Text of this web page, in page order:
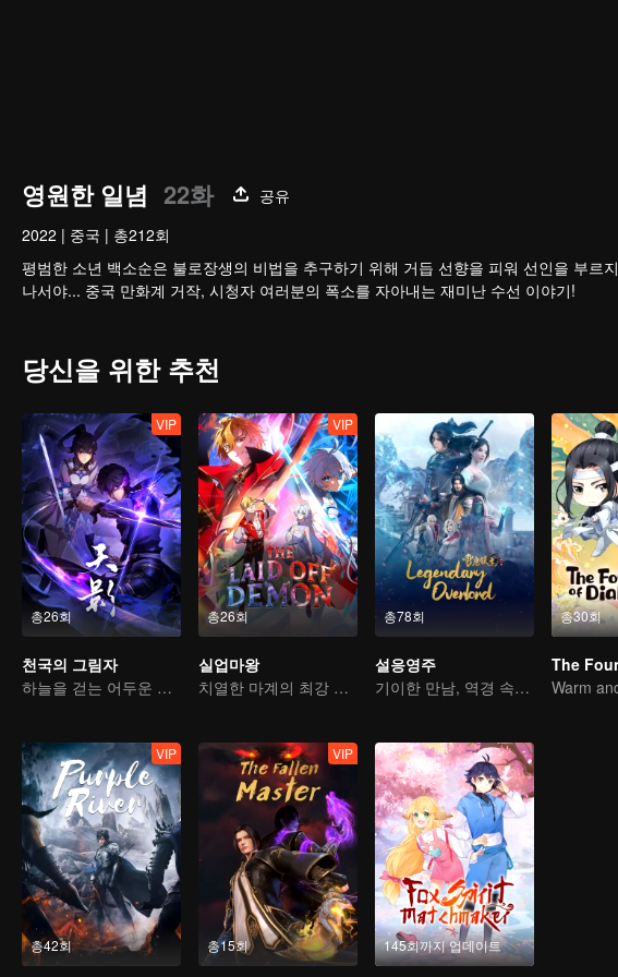
영원한 일념 22화
공유
2022 | 중국 | 총212회
평범한 소년 백소순은 불로장생의 비법을 추구하기 위해 거듭 선향을 피워 선인을 부르
나서야... 중국 만화계 거작, 시청자 여러분의 폭소를 자아내는 재미난 수선 이야기!
당신을 위한 추천
총26회
VIP
천국의 그림자
하늘을 걷는 어두운 그림자, 혼을 불태워 마음을 지키다
총26회
VIP
실업마왕
치열한 마계의 최강 마왕
총78회
설응영주
기이한 만남, 역경 속에서 다시 살아난 소년
총30회
총42회
VIP
총15회
VIP
145회까지 업데이트